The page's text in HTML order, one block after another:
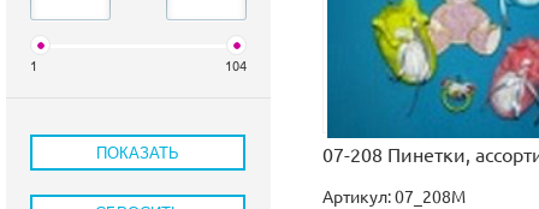
1 104
07-208 Пинетки,
Артикул:07_208M